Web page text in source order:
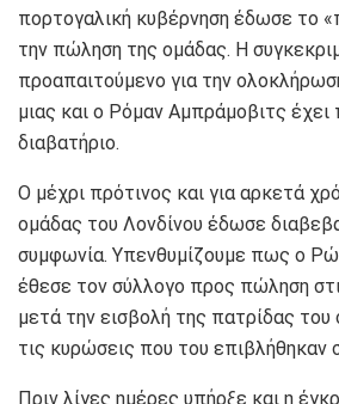
πορτογαλική κυβέρνηση έδωσε το
την πώληση της ομάδας. Η
προαπαιτούμενο για την
μιας και ο Ρόμαν Αμπράμοβιτς έχει
διαβατήριο.
Ο μέχρι πρότινος και για αρκετά
ομάδας του Λονδίνου έδωσε
συμφωνία. Υπενθυμίζουμε πως ο
έθεσε τον σύλλογο προς πώληση
μετά την εισβολή της πατρίδας του
τις κυρώσεις που του επιβλήθηκαν
Πριν λίγες ημέρες υπήρξε και η